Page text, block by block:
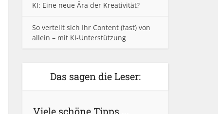
KI: Eine neue Ära der Kreativität?
So verteilt sich Ihr Content (fast) von
allein – mit KI-Unterstützung
Das sagen die Leser:
Viele schöne Tipps ...